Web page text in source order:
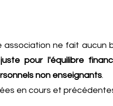
association ne fait aucun
pour l'équilibre
non enseignants.
en cours et